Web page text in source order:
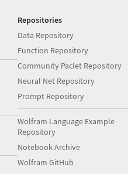
Repositories
Data Repository
Function Repository
Community Paclet Repository
Neural Net Repository
Prompt Repository
Wolfram Language Example
Repository
Notebook Archive
Wolfram GitHub